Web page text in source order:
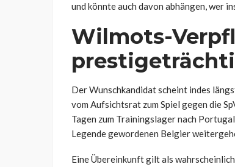
und könnte auch davon abhängen, wer
Wilmots-
Der Wunschkandidat scheint indes
vom Aufsichtsrat zum Spiel gegen die
Tagen zum Trainingslager nach
Legende gewordenen Belgier
Eine Übereinkunft gilt als